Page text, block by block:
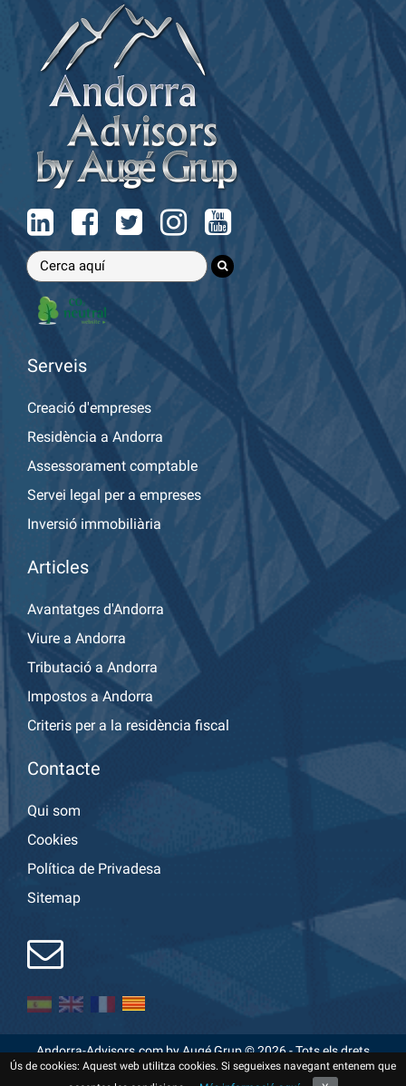
Ús de cookies: Aquest web utilitza cookies. Si segueixes navegant entenem que
Serveis
Creació d'empreses
Residència a Andorra
Assessorament comptable
Servei legal per a empreses
Inversió immobiliària
Articles
Avantatges d'Andorra
Viure a Andorra
Tributació a Andorra
Impostos a Andorra
Criteris per a la residència fiscal
Contacte
Qui som
Cookies
Política de Privadesa
Sitemap
Andorra-Advisors.com by Augé Grup © 2026 - Tots els drets
reservats